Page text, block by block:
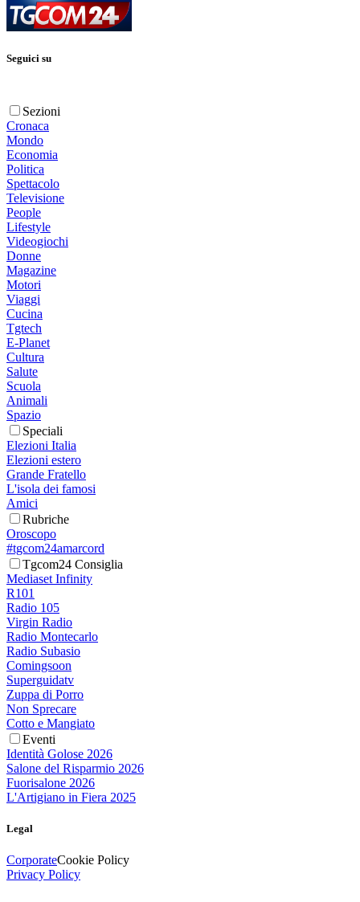
Seguici su
Sezioni
Cronaca
Mondo
Economia
Politica
Spettacolo
Televisione
People
Lifestyle
Videogiochi
Donne
Magazine
Motori
Viaggi
Cucina
Tgtech
E-Planet
Cultura
Salute
Scuola
Animali
Spazio
Speciali
Elezioni Italia
Elezioni estero
Grande Fratello
L'isola dei famosi
Amici
Rubriche
Oroscopo
#tgcom24amarcord
Tgcom24 Consiglia
Mediaset Infinity
R101
Radio 105
Virgin Radio
Radio Montecarlo
Radio Subasio
Comingsoon
Superguidatv
Zuppa di Porro
Non Sprecare
Cotto e Mangiato
Eventi
Identità Golose 2026
Salone del Risparmio 2026
Fuorisalone 2026
L'Artigiano in Fiera 2025
Legal
CorporateCookie Policy
Privacy Policy